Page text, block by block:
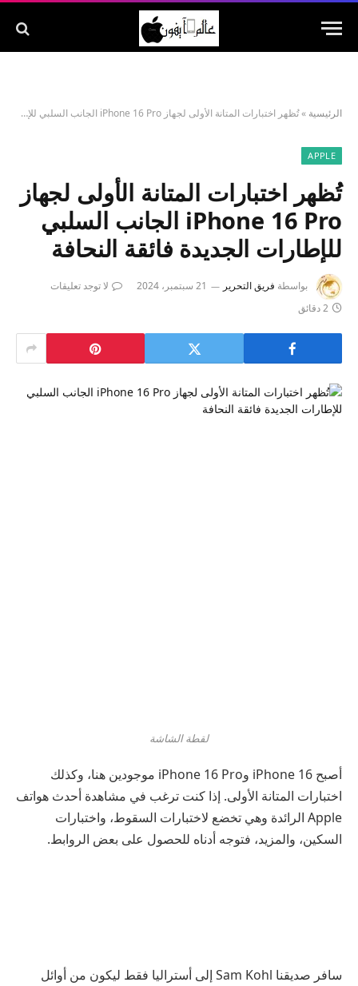
الرئيسية »تُظهر اختبارات المتانة الأولى لجهاز iPhone 16 Pro الجانب السلبي للإطارات الجديدة فائقة النحافة
APPLE
تُظهر اختبارات المتانة الأولى لجهاز
iPhone 16 Pro الجانب السلبي
للإطارات الجديدة فائقة النحافة
بواسطة فريق التحرير 21 سبتمبر، 2024
لا توجد تعليقات
2 دقائق
لقطة الشاشة
أصبح iPhone 16 وiPhone 16 Pro موجودين هنا، وكذلك
اختبارات المتانة الأولى. إذا كنت ترغب في مشاهدة أحدث هواتف
Apple الرائدة وهي تخضع لاختبارات السقوط، واختبارات
السكين، والمزيد، فتوجه أدناه للحصول على بعض الروابط.
سافر صديقنا Sam Kohl إلى أستراليا فقط ليكون من أوائل